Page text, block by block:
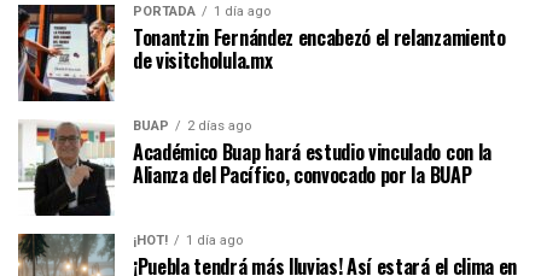
PORTADA 1 día ago
Tonantzin Fernández encabezó el relanzamiento
de visitcholula.mx
BUAP 2 días ago
Académico Buap hará estudio vinculado con la
Alianza del Pacífico, convocado por la BUAP
¡HOT! 1 día ago
¡Puebla tendrá más lluvias! Así estará el clima en